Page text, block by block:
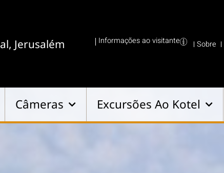
Jerusalém Informações ao visitante Sobre
Câmeras Excursões Ao Kotel